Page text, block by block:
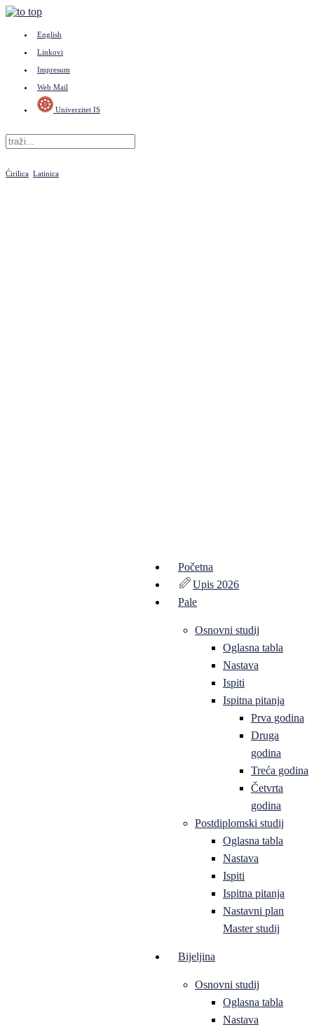
English
Linkovi
Impresum
Web Mail
Univerzitet IS
Ćirilica Latinica
Početna
Upis 2026
Pale
Osnovni studij
Oglasna tabla
Nastava
Ispiti
Ispitna pitanja
Prva godina
Druga
godina
Treća godina
Četvrta
godina
Postdiplomski studij
Oglasna tabla
Nastava
Ispiti
Ispitna pitanja
Nastavni plan
Master studij
Bijeljina
Osnovni studij
Oglasna tabla
Nastava